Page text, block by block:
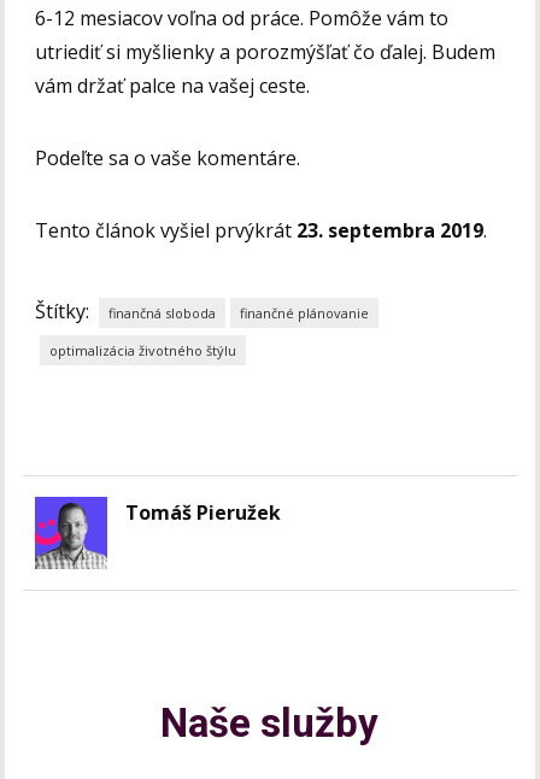
6-12 mesiacov voľna od práce. Pomôže vám to
utriediť si myšlienky a porozmýšľať čo ďalej. Budem
vám držať palce na vašej ceste.
Podeľte sa o vaše komentáre.
Tento článok vyšiel prvýkrát 23. septembra 2019.
Štítky: finančná sloboda finančné plánovanie
optimalizácia životného štýlu
Tomáš Pieružek
Naše služby